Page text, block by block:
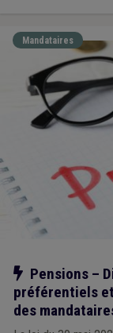
Mandataires
Notre action
Pensions –
préférentiels
des